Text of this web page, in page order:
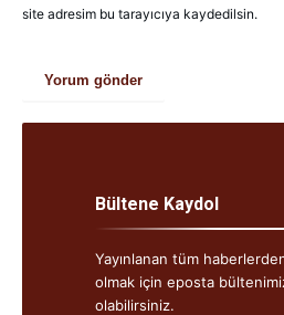
site adresim bu tarayıcıya kaydedilsin.
Bültene Kaydol
Yayınlanan tüm
olmak için eposta
olabilirsiniz.